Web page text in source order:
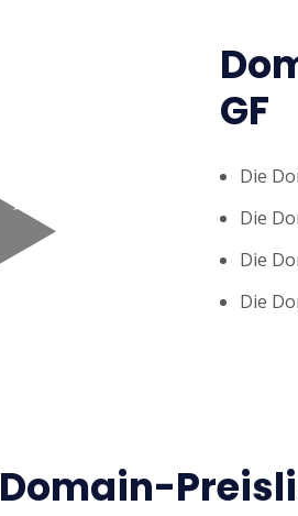
GF
Die
Die
Die
Die
Domain-